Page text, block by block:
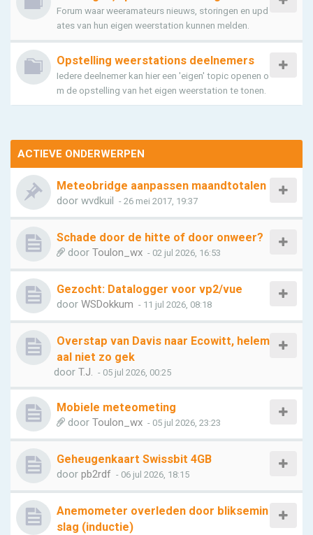
Forum waar weeramateurs nieuws, storingen en upd
ates van hun eigen weerstation kunnen melden.
Opstelling weerstations deelnemers
Iedere deelnemer kan hier een 'eigen' topic openen o
m de opstelling van het eigen weerstation te tonen.
ACTIEVE ONDERWERPEN
Meteobridge aanpassen maandtotalen
door wvdkuil - 26 mei 2017, 19:37
Schade door de hitte of door onweer?
door Toulon_wx - 02 jul 2026, 16:53
Gezocht: Datalogger voor vp2/vue
door WSDokkum - 11 jul 2026, 08:18
Overstap van Davis naar Ecowitt, helem
aal niet zo gek
door T.J. - 05 jul 2026, 00:25
Mobiele meteometing
door Toulon_wx - 05 jul 2026, 23:23
Geheugenkaart Swissbit 4GB
door pb2rdf - 06 jul 2026, 18:15
Anemometer overleden door bliksemin
slag (inductie)